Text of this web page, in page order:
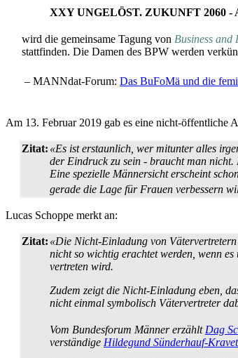
XXY UNGELÖST. ZUKUNFT 2060
wird die gemeinsame Tagung von Business and
stattfinden. Die Damen des BPW werden
– MANNdat-Forum: Das BuFoMä und die
Am 13. Februar 2019 gab es eine nicht-öffentliche
Zitat: «Es ist erstaunlich, wer mitunter alles
der Eindruck zu sein - braucht man nicht.
Eine spezielle Männer­sicht erscheint
gerade die Lage für Frauen verbessern
Lucas Schoppe merkt an:
Zitat: «Die Nicht-Einladung von Vätervertretern
nicht so wichtig erachtet werden, wenn
vertreten wird.
Zudem zeigt die Nicht-Einladung eben,
nicht einmal symbolisch Väter­vertreter
Vom Bundesforum Männer erzählt Dag
verständige Hildegund Sünderhauf-